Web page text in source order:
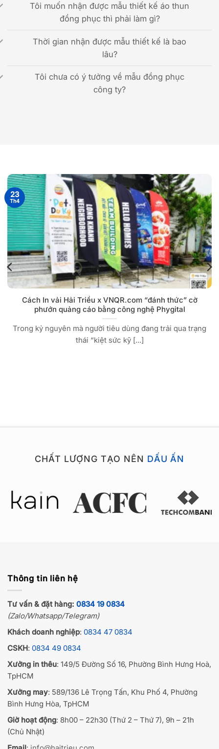
Tôi muốn nhận được mẫu thiết kế áo thun
đồng phục thì phải làm gì?
Thời gian nhận được mẫu thiết kế là bao
lâu?
Tôi chưa có ý tưởng về mẫu đồng phục
công ty?
Cách In vải Hải Triều x VNQR.com “đánh thức” cờ
phướn quảng cáo bằng công nghệ Phygital
Trong kỷ nguyên mà người tiêu dùng đang trải qua trạng
thái “kiệt sức kỹ [...]
23
Th4
CHẤT LƯỢNG TẠO NÊN DẤU ẤN
Thông tin liên hệ
Tư vấn & đặt hàng: 0834 19 0834
(Zalo/Whatsapp/Telegram)
Khách doanh nghiệp: 0834 47 0834
CSKH: 0834 49 0834
Xưởng in thêu: 149/5 Đường Số 16, Phường Bình Hưng Hoà,
TpHCM
Xưởng may: 589/136 Lê Trọng Tấn, Khu Phố 4, Phường
Bình Hưng Hòa, TpHCM
Giờ hoạt động: 8h00 – 22h30 (Thứ 2 – Thứ 7), 9h – 21h
(Chủ Nhật)